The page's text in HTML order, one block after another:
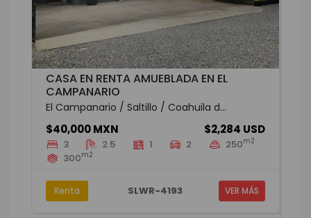
CASA EN RENTA AMUEBLADA EN EL
CAMPANARIO
El Campanario / Saltillo / Coahuila d...
$40,000 MXN $2,284 USD
3 2.5 1 2 250m2
300m2
Renta SLWR-4193 VER MÁS